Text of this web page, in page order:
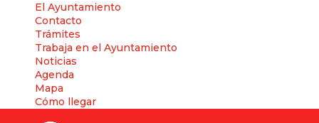
El Ayuntamiento
Contacto
Trámites
Trabaja en el Ayuntamiento
Noticias
Agenda
Mapa
Cómo llegar